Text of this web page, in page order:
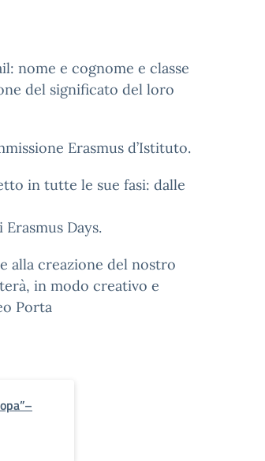
nome e cognome e classe
del significato del loro
Erasmus d’Istituto.
in tutte le sue fasi: dalle
Days.
alla creazione del nostro
in modo creativo e
Porta